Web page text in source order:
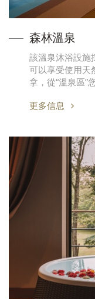
森林溫泉
該溫泉沐浴設施
可以享受使用天
拿，從“溫泉區”
更多信息